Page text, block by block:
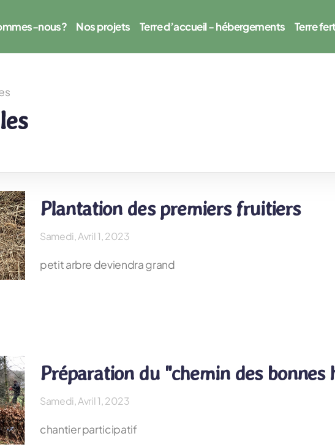
nous? Nos projets Terre d’accueil - hébergements Terre
Plantation des premiers fruitiers
Samedi, Avril 1, 2023
petit arbre deviendra grand
Préparation du "chemin des bonnes
Samedi, Avril 1, 2023
chantier participatif